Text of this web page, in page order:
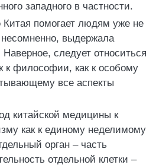
западного в частности.
помогает людям уже не
выдержала
следует относиться
к философии, как к особому
все аспекты
китайской медицины к
как к единому неделимому
орган – часть
отдельной клетки –